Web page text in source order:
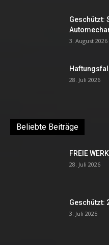
Geschützt:
3. August 2026
28. Juli 2026
Beliebte Beiträge
FREIE
28. Juli 2026
Geschützt:
3. Juli 2025